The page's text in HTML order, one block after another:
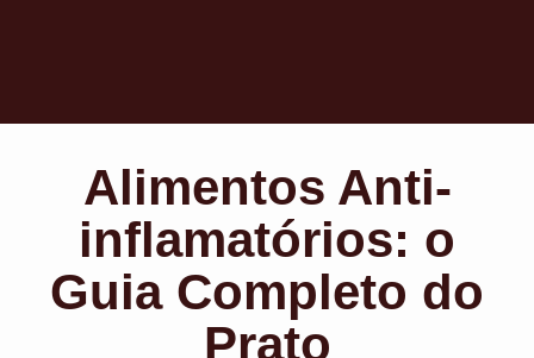
Alimentos Anti-
inflamatórios: o
Guia Completo do
Prato